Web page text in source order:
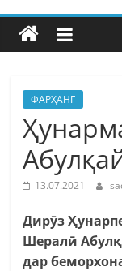
ФАРҲАНГ
13.07.2021
Дирӯз
Шералӣ
дар